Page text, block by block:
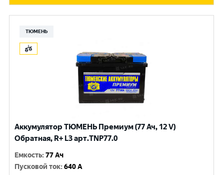
ТЮМЕНЬ
Аккумулятор ТЮМЕНЬ Премиум (77 Ач, 12 V)
Обратная, R+ L3 арт.TNP77.0
Емкость:77 Ач
Пусковой ток:640 A